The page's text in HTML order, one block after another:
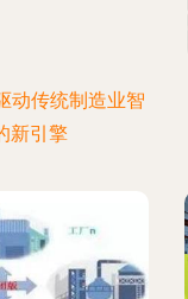
动传统制造业智
新引擎